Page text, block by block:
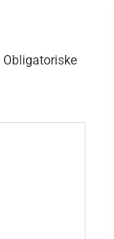
Obligatoriske